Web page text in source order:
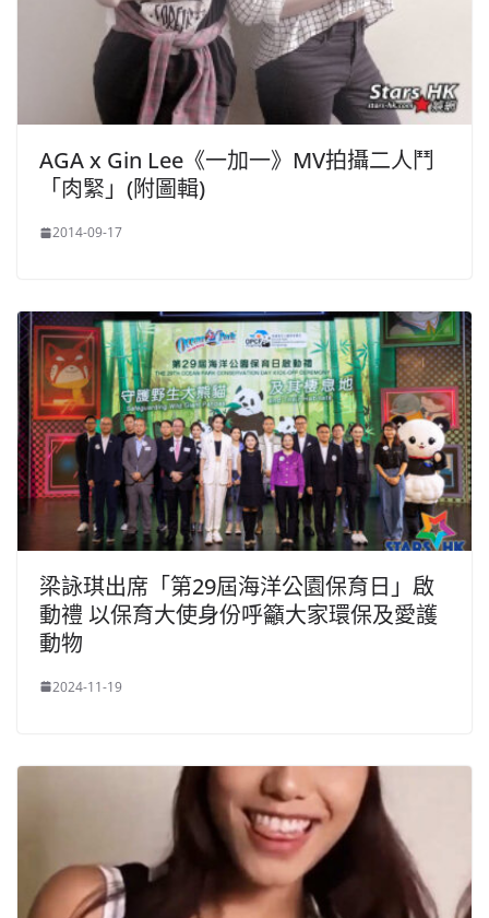
AGA x Gin Lee《一加一》MV拍攝二人鬥
「肉緊」(附圖輯)
2014-09-17
梁詠琪出席「第29屆海洋公園保育日」啟
動禮 以保育大使身份呼籲大家環保及愛護
動物
2024-11-19